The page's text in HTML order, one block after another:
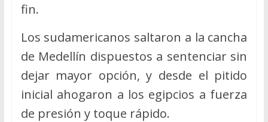
fin.
Los sudamericanos saltaron a la cancha
de Medellín dispuestos a sentenciar sin
dejar mayor opción, y desde el pitido
inicial ahogaron a los egipcios a fuerza
de presión y toque rápido.